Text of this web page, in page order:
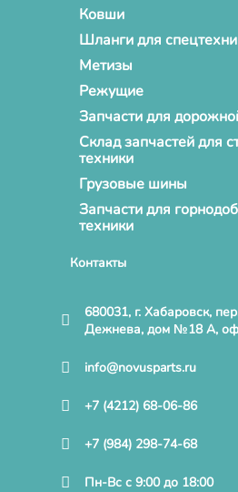
Ковши
Шланги для
Метизы
Режущие
Запчасти для
Склад запчастей для
техники
Грузовые шины
Запчасти для
техники
Контакты
680031, г. Хабаровск,
Дежнева, дом №18 А,
info@novusparts.ru
+7 (4212) 68-06-86
+7 (984) 298-74-68
Пн-Вс с 9:00 до 18:00